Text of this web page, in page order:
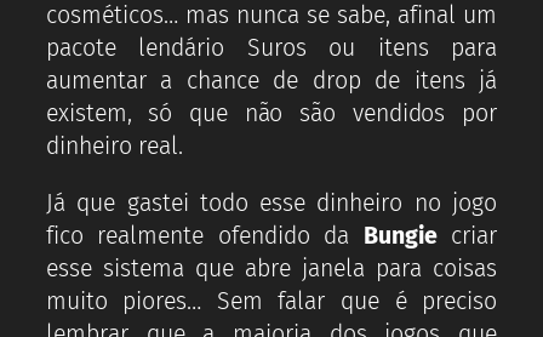
cosméticos… mas nunca se sabe, afinal um
pacote lendário Suros ou itens para
aumentar a chance de drop de itens já
existem, só que não são vendidos por
dinheiro real.
Já que gastei todo esse dinheiro no jogo
fico realmente ofendido da Bungiecriar
esse sistema que abre janela para coisas
muito piores… Sem falar que é preciso